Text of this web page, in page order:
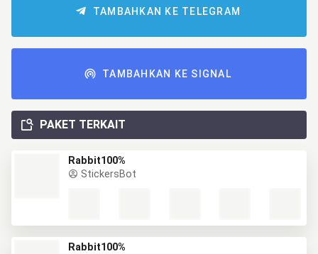
TAMBAHKAN KE TELEGRAM
TAMBAHKAN KE SIGNAL
PAKET TERKAIT
Rabbit100%
StickersBot
Rabbit100%